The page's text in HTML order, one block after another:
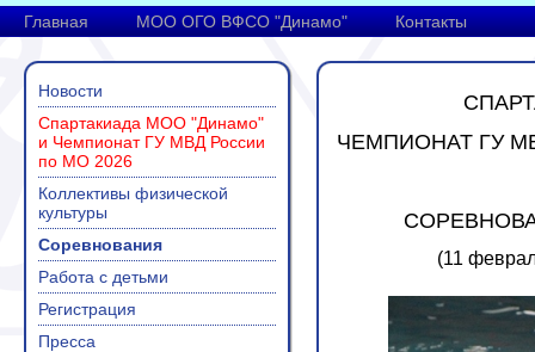
Главная МОО ОГО ВФСО "Динамо" Контакты
Новости
Спартакиада МОО "Динамо"
и Чемпионат ГУ МВД России
по МО 2026
Коллективы физической
культуры
Соревнования
Работа с детьми
Регистрация
Пресса
ЧЕМПИОНАТ ГУ
(11